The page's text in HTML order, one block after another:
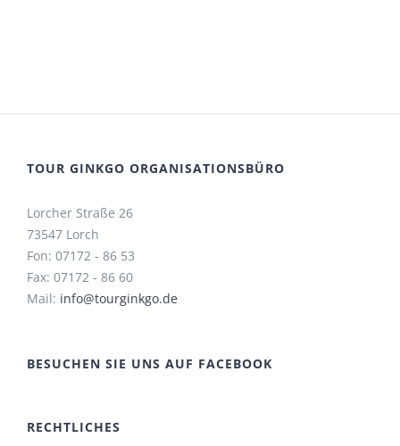
TOUR GINKGO ORGANISATIONSBÜRO
Lorcher Straße 26
73547 Lorch
Fon: 07172 - 86 53
Fax: 07172 - 86 60
Mail: info@tourginkgo.de
BESUCHEN SIE UNS AUF FACEBOOK
RECHTLICHES